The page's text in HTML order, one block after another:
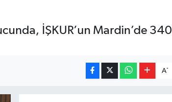
İŞKUR’un Mardin’de 340
A-